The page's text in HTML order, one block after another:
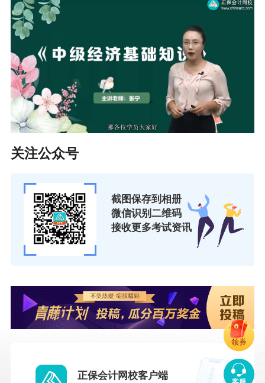
关注公众号
截图保存到相册
微信识别二维码
接收更多考试资讯
正保会计网校客户端
领券